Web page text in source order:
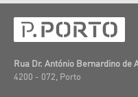
Rua Dr. António Bernardino de
4200 - 072, Porto